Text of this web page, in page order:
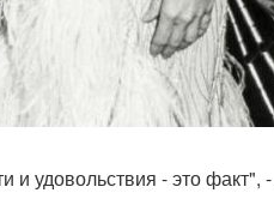
удовольствия - это факт",